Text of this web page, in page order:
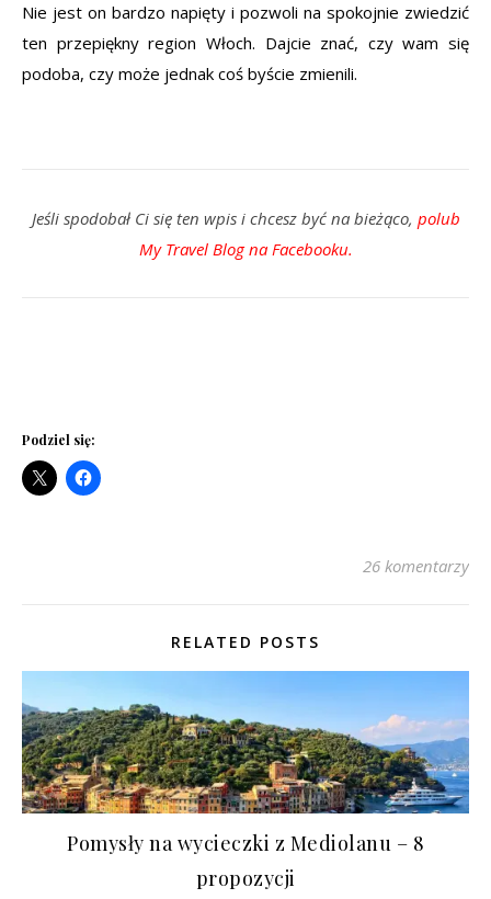
Nie jest on bardzo napięty i pozwoli na spokojnie zwiedzić
ten przepiękny region Włoch. Dajcie znać, czy wam się
podoba, czy może jednak coś byście zmienili.
Jeśli spodobał Ci się ten wpis i chcesz być na bieżąco, polub
My Travel Blog na Facebooku.
Podziel się:
26 komentarzy
RELATED POSTS
Pomysły na wycieczki z Mediolanu – 8
propozycji